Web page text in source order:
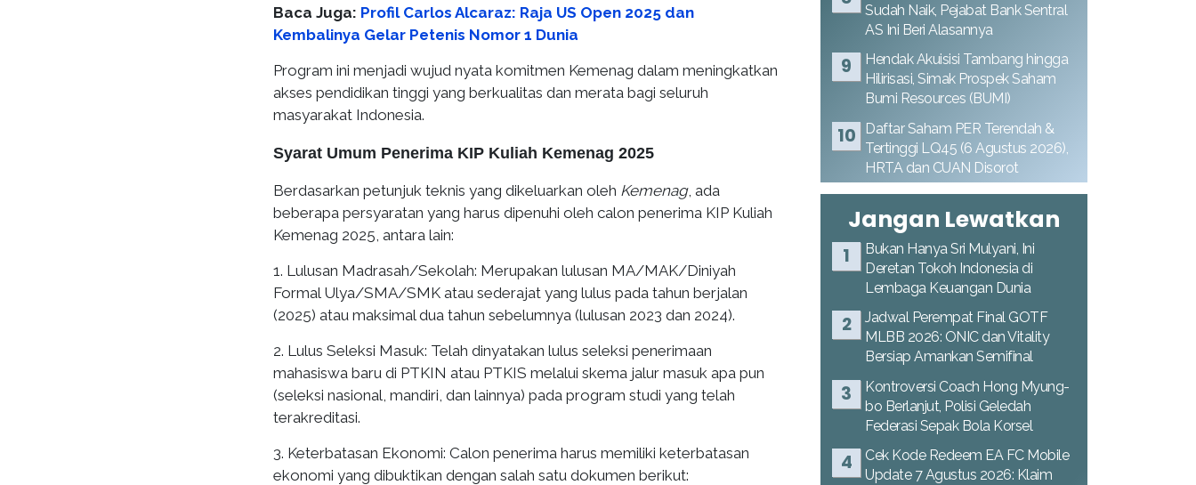
Baca Juga: Profil Carlos Alcaraz: Raja US Open 2025 dan
Kembalinya Gelar Petenis Nomor 1 Dunia
Program ini menjadi wujud nyata komitmen Kemenag dalam meningkatkan
akses pendidikan tinggi yang berkualitas dan merata bagi seluruh
masyarakat Indonesia.
Syarat Umum Penerima KIP Kuliah Kemenag 2025
Berdasarkan petunjuk teknis yang dikeluarkan oleh Kemenag, ada
beberapa persyaratan yang harus dipenuhi oleh calon penerima KIP Kuliah
Kemenag 2025, antara lain:
1. Lulusan Madrasah/Sekolah: Merupakan lulusan MA/MAK/Diniyah
Formal Ulya/SMA/SMK atau sederajat yang lulus pada tahun berjalan
(2025) atau maksimal dua tahun sebelumnya (lulusan 2023 dan 2024).
2. Lulus Seleksi Masuk: Telah dinyatakan lulus seleksi penerimaan
mahasiswa baru di PTKIN atau PTKIS melalui skema jalur masuk apa pun
(seleksi nasional, mandiri, dan lainnya) pada program studi yang telah
terakreditasi.
3. Keterbatasan Ekonomi: Calon penerima harus memiliki keterbatasan
ekonomi yang dibuktikan dengan salah satu dokumen berikut:
Sudah Naik, Pejabat Bank Sentral
AS Ini Beri Alasannya
Hendak Akuisisi Tambang hingga
Hilirisasi, Simak Prospek Saham
Bumi Resources (BUMI)
Daftar Saham PER Terendah &
Tertinggi LQ45 (6 Agustus 2026),
HRTA dan CUAN Disorot
Jangan Lewatkan
Bukan Hanya Sri Mulyani, Ini
Deretan Tokoh Indonesia di
Lembaga Keuangan Dunia
Jadwal Perempat Final GOTF
MLBB 2026: ONIC dan Vitality
Bersiap Amankan Semifinal
Kontroversi Coach Hong Myung-
bo Berlanjut, Polisi Geledah
Federasi Sepak Bola Korsel
Cek Kode Redeem EA FC Mobile
Update 7 Agustus 2026: Klaim